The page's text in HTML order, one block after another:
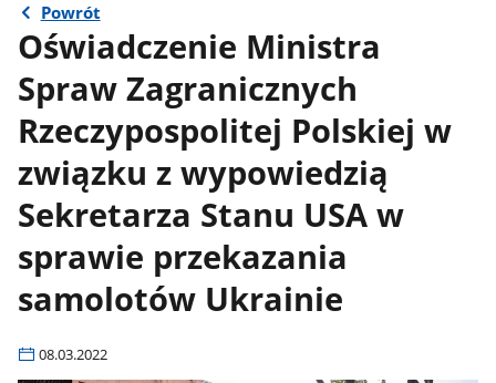
Powrót
Oświadczenie Ministra
Spraw Zagranicznych
Rzeczypospolitej Polskiej w
związku z wypowiedzią
Sekretarza Stanu USA w
sprawie przekazania
samolotów Ukrainie
08.03.2022